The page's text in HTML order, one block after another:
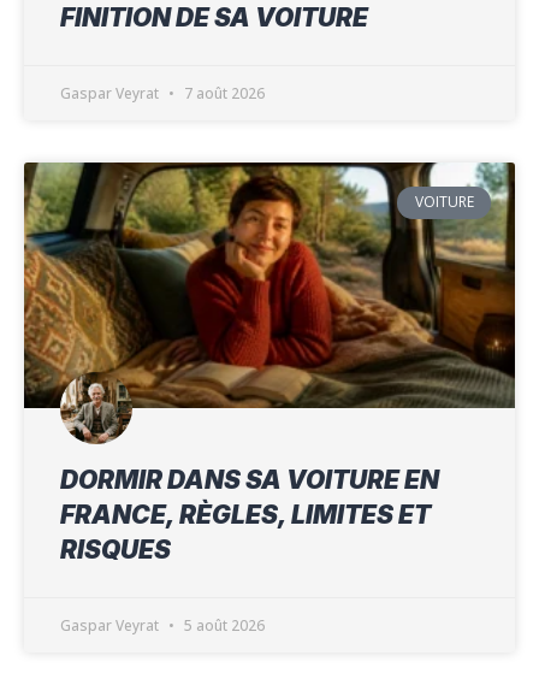
FINITION DE SA VOITURE
Gaspar Veyrat 7 août 2026
VOITURE
DORMIR DANS SA VOITURE EN
FRANCE, RÈGLES, LIMITES ET
RISQUES
Gaspar Veyrat 5 août 2026